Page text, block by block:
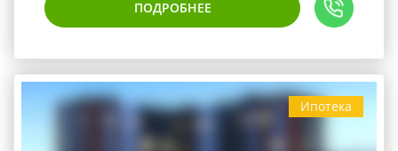
ПОДРОБНЕЕ
Ипотека